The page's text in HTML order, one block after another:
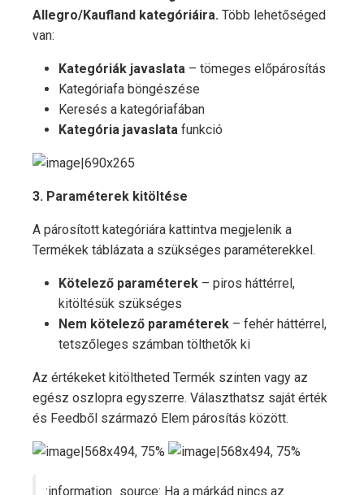
Allegro/Kaufland kategóriáira. Több lehetőséged
van:
Kategóriák javaslata – tömeges előpárosítás
Kategóriafa böngészése
Keresés a kategóriafában
Kategória javaslata funkció
3. Paraméterek kitöltése
A párosított kategóriára kattintva megjelenik a
Termékek táblázata a szükséges paraméterekkel.
Kötelező paraméterek – piros háttérrel,
kitöltésük szükséges
Nem kötelező paraméterek – fehér háttérrel,
tetszőleges számban tölthetők ki
Az értékeket kitöltheted Termék szinten vagy az
egész oszlopra egyszerre. Választhatsz saját érték
és Feedből származó Elem párosítás között.
:information_source: Ha a márkád nincs az